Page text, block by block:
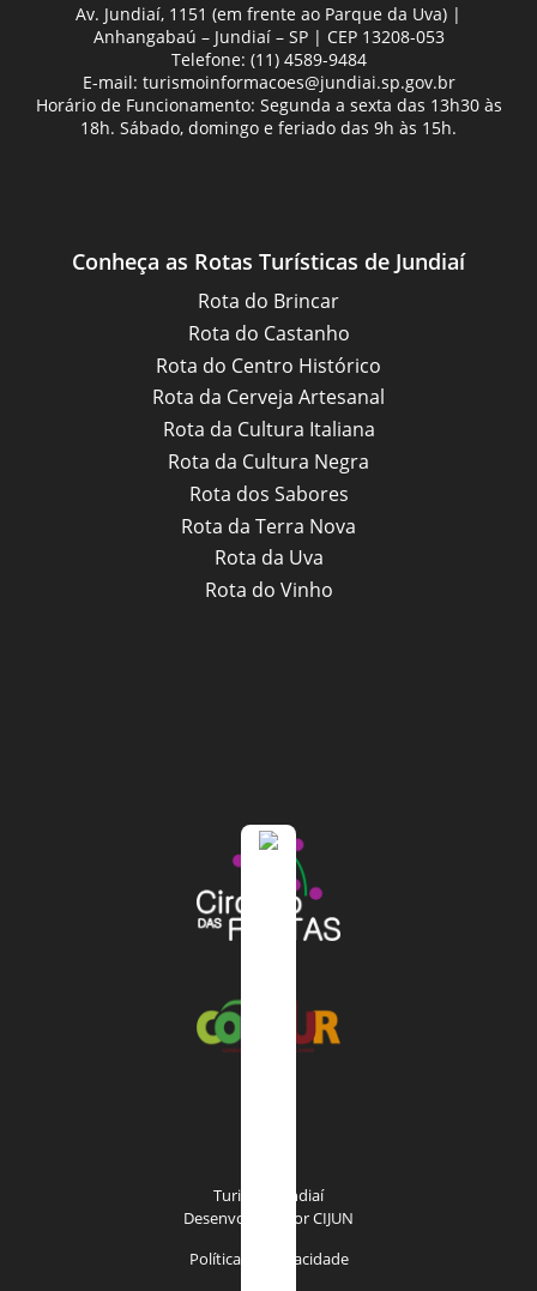
Conheça as Rotas Turísticas de Jundiaí
Rota do Brincar
Rota do Castanho
Rota do Centro Histórico
Rota da Cerveja Artesanal
Rota da Cultura Italiana
Rota da Cultura Negra
Rota dos Sabores
Rota da Terra Nova
Rota da Uva
Rota do Vinho
Av. Jundiaí, 1151 (em frente ao Parque da Uva) |
Anhangabaú – Jundiaí – SP | CEP 13208-053
Telefone: (11) 4589-9484
E-mail: turismoinformacoes@jundiai.sp.gov.br
Horário de Funcionamento: Segunda a sexta das 13h30 às
18h. Sábado, domingo e feriado das 9h às 15h.
Turismo Jundiaí
Desenvolvido porCIJUN
Política de privacidade